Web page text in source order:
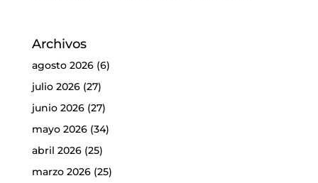
Archivos
agosto 2026(6)
julio 2026(27)
junio 2026(27)
mayo 2026(34)
abril 2026(25)
marzo 2026(25)